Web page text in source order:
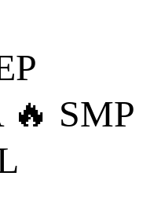
SMP